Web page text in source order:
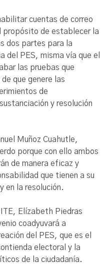
cuentas de correo
propósito de establecer la
dos partes para la
del PES, misma vía que el
las pruebas que
que genere las
de
y resolución
Muñoz Cuahutle,
porque con ello ambos
de manera eficaz y
que tienen a su
en la resolución.
Elízabeth Piedras
coadyuvará a
del PES, que es el
electoral y la
de la ciudadanía.